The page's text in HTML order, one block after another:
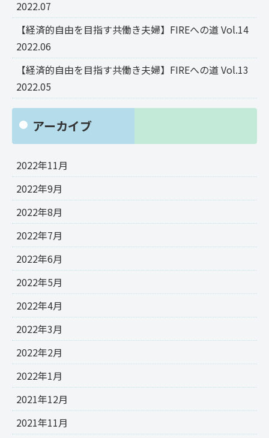
2022.07
【経済的自由を目指す共働き夫婦】FIREへの道 Vol.14
2022.06
【経済的自由を目指す共働き夫婦】FIREへの道 Vol.13
2022.05
アーカイブ
2022年11月
2022年9月
2022年8月
2022年7月
2022年6月
2022年5月
2022年4月
2022年3月
2022年2月
2022年1月
2021年12月
2021年11月